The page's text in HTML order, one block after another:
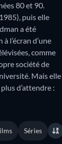
80 et 90.
puis elle
a été
l’écran d’une
comme
société de
Mais elle
d’attendre :
Séries